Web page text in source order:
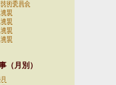
術委員会
盟
盟
盟
盟
（月別）